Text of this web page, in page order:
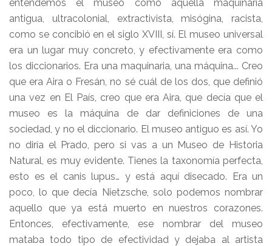
entendemos el museo como aquella maquinaria
antigua, ultracolonial, extractivista, misógina, racista,
como se concibió en el siglo XVIII, sí. El museo universal
era un lugar muy concreto, y efectivamente era como
los diccionarios. Era una maquinaria, una máquina... Creo
que era Aira o Fresán, no sé cuál de los dos, que definió
una vez en El País, creo que era Aira, que decía que el
museo es la máquina de dar definiciones de una
sociedad, y no el diccionario. El museo antiguo es así. Yo
no diría el Prado, pero si vas a un Museo de Historia
Natural, es muy evidente. Tienes la taxonomía perfecta,
esto es el canis lupus… y está aquí disecado. Era un
poco, lo que decía Nietzsche, solo podemos nombrar
aquello que ya está muerto en nuestros corazones.
Entonces, efectivamente, ese nombrar del museo
mataba todo tipo de efectividad y dejaba al artista